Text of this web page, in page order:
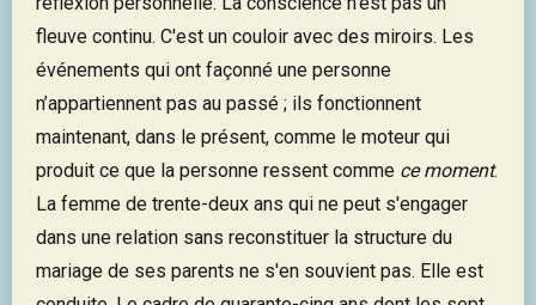
fleuve continu. C'est un couloir avec des miroirs. Les
événements qui ont façonné une personne
n’appartiennent pas au passé ; ils fonctionnent
maintenant, dans le présent, comme le moteur qui
produit ce que la personne ressent comme ce moment.
La femme de trente-deux ans qui ne peut s'engager
dans une relation sans reconstituer la structure du
mariage de ses parents ne s'en souvient pas. Elle est